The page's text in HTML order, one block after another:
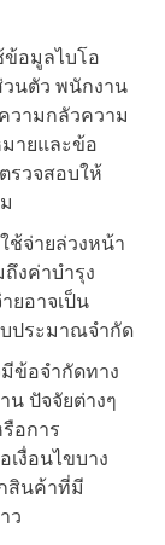
ข้อมูลไบโอ
วนตัว พนักงาน
วามกลัวความ
ายและข้อ
รวจสอบให้
ช้จ่ายล่วงหน้า
งค่าบำรุง
ยอาจเป็น
ประมาณจำกัด
ข้อจำกัดทาง
น ปัจจัยต่างๆ
อการ
เงื่อนไขบาง
สินค้าที่มี
ว